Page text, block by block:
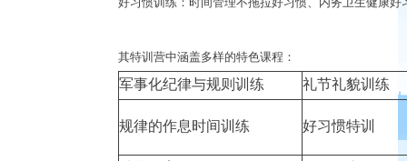
其特训营中涵盖多样的特色课程：
军事化纪律与规则训练 礼节礼貌训练
规律的作息时间训练 好习惯特训